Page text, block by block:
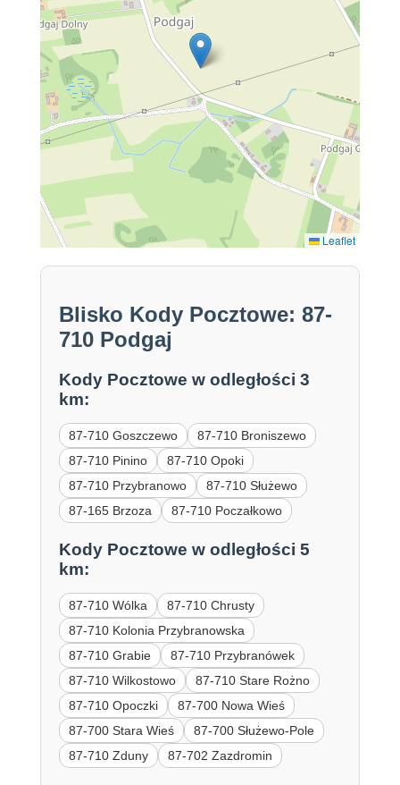
Leaflet
Blisko Kody Pocztowe: 87-
710 Podgaj
Kody Pocztowe w odległości 3
km:
87-710 Goszczewo
87-710 Broniszewo
87-710 Pinino
87-710 Opoki
87-710 Przybranowo
87-710 Służewo
87-165 Brzoza
87-710 Poczałkowo
Kody Pocztowe w odległości 5
km:
87-710 Wólka
87-710 Chrusty
87-710 Kolonia Przybranowska
87-710 Grabie
87-710 Przybranówek
87-710 Wilkostowo
87-710 Stare Rożno
87-710 Opoczki
87-700 Nowa Wieś
87-700 Stara Wieś
87-700 Służewo-Pole
87-710 Zduny
87-702 Zazdromin